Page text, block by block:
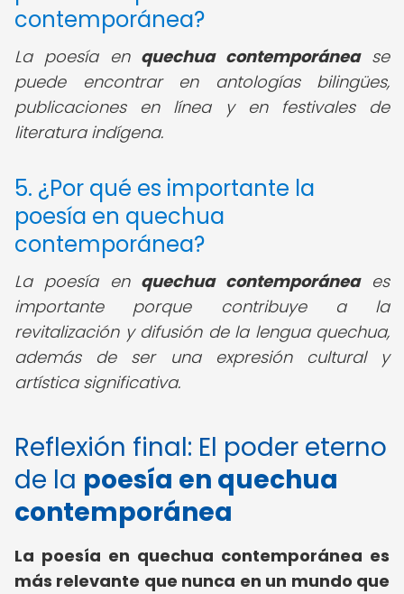
contemporánea?
La poesía en quechua contemporánease
puede encontrar en antologías bilingües,
publicaciones en línea y en festivales de
literatura indígena.
5. ¿Por qué es importante la
poesía en quechua
contemporánea?
La poesía en quechua contemporáneaes
importante porque contribuye a la
revitalización y difusión de la lengua quechua,
además de ser una expresión cultural y
artística significativa.
Reflexión final: El poder eterno
de la poesía en quechua
contemporánea
La poesía en quechua contemporánea es
más relevante que nunca en un mundo que